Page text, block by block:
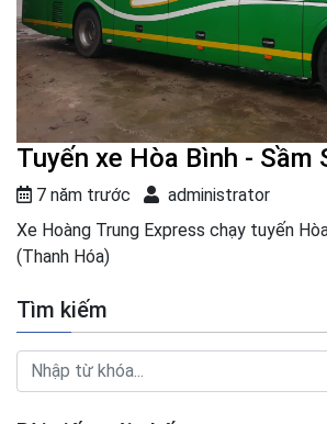
Tuyến xe Hòa Bình - Sầm
7 năm trước
administrator
Xe Hoàng Trung Express chạy tuyến
(Thanh Hóa)
Tìm kiếm